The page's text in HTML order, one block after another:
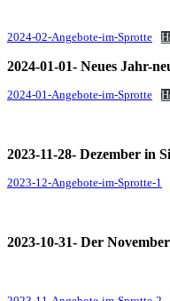
2024-02-Angebote-im-Sprotte
2024-01-01- Neues Jahr-
2024-01-Angebote-im-Sprotte
2023-11-28- Dezember in
2023-12-Angebote-im-Sprotte-1
2023-10-31- Der